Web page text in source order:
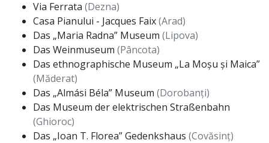
Via Ferrata (Dezna)
Casa Pianului - Jacques Faix(Arad)
Das „Maria Radna” Museum (Lipova)
Das Weinmuseum (Pâncota)
Das ethnographische Museum „La Moșu și Maica”
(Măderat)
Das „Almási Béla” Museum (Dorobanți)
Das Museum der elektrischen Straßenbahn
(Ghioroc)
Das „Ioan T. Florea” Gedenkshaus (Covăsinț)